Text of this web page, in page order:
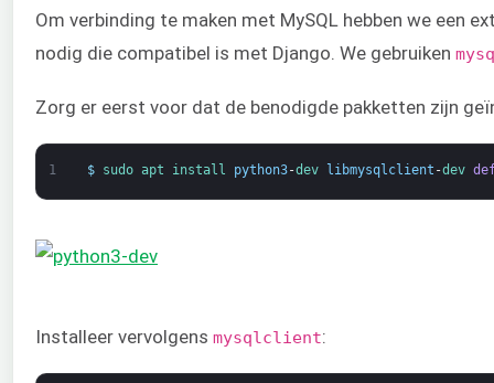
Om verbinding te maken met MySQL hebben we een
nodig die compatibel is met Django. We gebruiken
Zorg er eerst voor dat de benodigde pakketten zijn
1 $ sudo apt install python3-dev libmysqlclient -dev
Installeer vervolgens mysqlclient: